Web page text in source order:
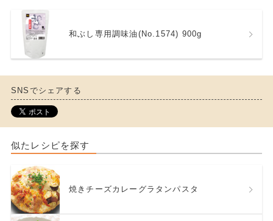
和ぶし専用調味油(No.1574) 900g
SNSでシェアする
似たレシピを探す
焼きチーズカレーグラタンパスタ